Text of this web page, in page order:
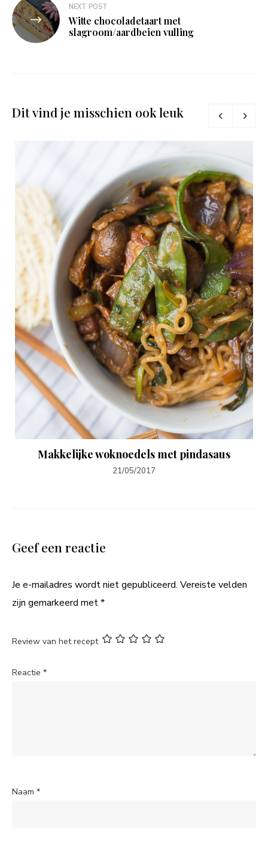
NEXT POST
Witte chocoladetaart met
slagroom/aardbeien vulling
Dit vind je misschien ook leuk
Makkelijke woknoedels met pindasaus
21/05/2017
Geef een reactie
Je e-mailadres wordt niet gepubliceerd. Vereiste velden
zijn gemarkeerd met*
Review van het recept
Reactie *
Naam *